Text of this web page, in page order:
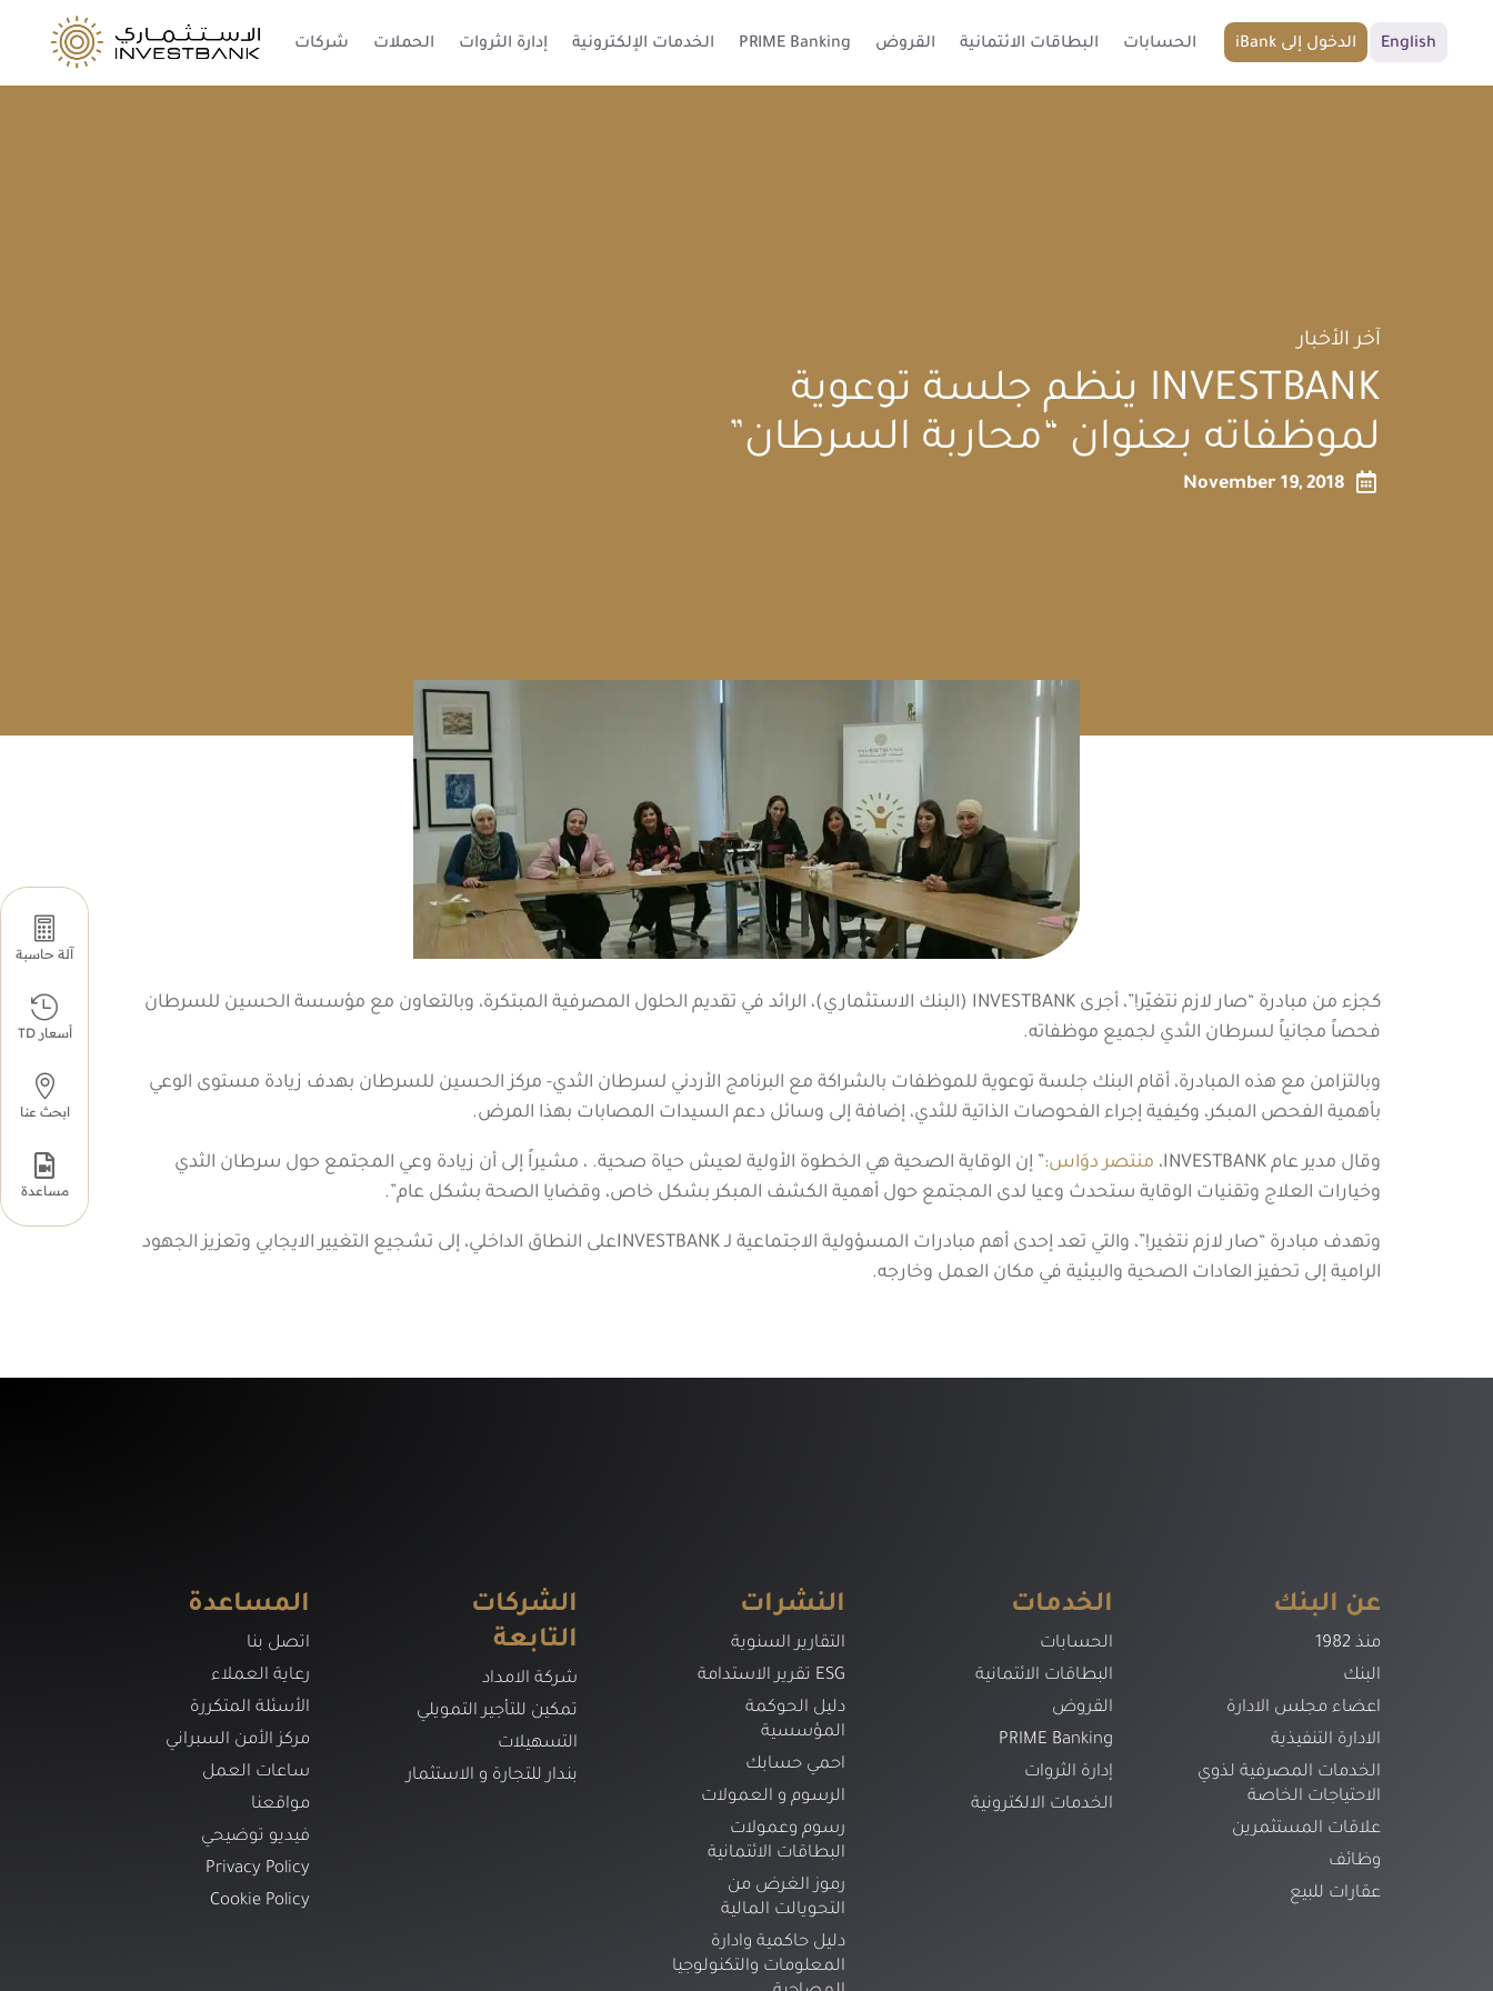
شركات الحملات إدارة الثروات الخدمات الإلكترونية PRIME Banking القروض البطاقات الائتمانية الحسابات iBank الدخول إلى English
آخر الأخبار
INVESTBANK ينظم جلسة توعوية
لموظفاته بعنوان “محاربة السرطان”

November 19, 2018
كجزء من مبادرة “صار لازم نتغيّر!”، أجرى INVESTBANK (البنك الاستثماري)، الرائد في تقديم الحلول المصرفية المبتكرة، وبالتعاون مع مؤسسة الحسين للسرطان
فحصاً مجانياً لسرطان الثدي لجميع موظفاته.
وبالتزامن مع هذه المبادرة، أقام البنك جلسة توعوية للموظفات بالشراكة مع البرنامج الأردني لسرطان الثدي- مركز الحسين للسرطان بهدف زيادة مستوى الوعي
بأهمية الفحص المبكر، وكيفية إجراء الفحوصات الذاتية للثدي، إضافة إلى وسائل دعم السيدات المصابات بهذا المرض.
وقال مدير عام INVESTBANK، منتصر دوَاس:” إن الوقاية الصحية هي الخطوة الأولية لعيش حياة صحية. ، مشيراً إلى أن زيادة وعي المجتمع حول سرطان الثدي
وخيارات العلاج وتقنيات الوقاية ستحدث وعيا لدى المجتمع حول أهمية الكشف المبكر بشكل خاص، وقضايا الصحة بشكل عام”.
وتهدف مبادرة “صار لازم نتغير!”، والتي تعد إحدى أهم مبادرات المسؤولية الاجتماعية لـ INVESTBANKعلى النطاق الداخلي، إلى تشجيع التغيير الايجابي وتعزيز الجهود
الرامية إلى تحفيز العادات الصحية والبيئية في مكان العمل وخارجه.
المساعدة
اتصل بنا
رعاية العملاء
الأسئلة المتكررة
مركز الأمن السبراني
ساعات العمل
مواقعنا
فيديو توضيحي
Privacy Policy
Cookie Policy
الشركات
التابعة
شركة الامداد
تمكين للتأجير التمويلي
التسهيلات
بندار للتجارة و الاستثمار
النشرات
التقارير السنوية
تقرير الاستدامة ESG
دليل الحوكمة
المؤسسية
احمي حسابك
الرسوم و العمولات
رسوم وعمولات
البطاقات الائتمانية
رموز الغرض من
التحويالت المالية
دليل حاكمية وادارة
المعلومات والتكنولوجيا
الخدمات
الحسابات
البطاقات الائتمانية
القروض
PRIME Banking
إدارة الثروات
الخدمات الالكترونية
عن البنك
منذ 1982
البنك
اعضاء مجلس الادارة
الادارة التنفيذية
الخدمات المصرفية لذوي
الاحتياجات الخاصة
علاقات المستثمرين
وظائف
عقارات للبيع

آلة حاسبة

أسعار TD

ابحث عنا

مساعدة